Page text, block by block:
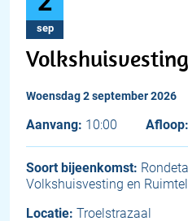
sep
woensdag 2 september 2026
Aanvang: 10:00 Afloop:
Soort bijeenkomst:
Volkshuisvesting en
Locatie: Troelstrazaal